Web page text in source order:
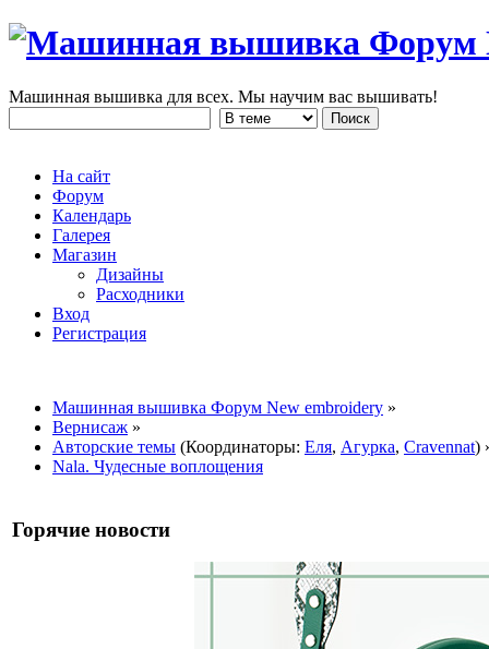
Машинная вышивка для всех. Мы научим вас вышивать!
На сайт
Форум
Календарь
Галерея
Магазин
Дизайны
Расходники
Вход
Регистрация
Машинная вышивка Форум New embroidery »
Вернисаж »
Авторские темы (Координаторы: Еля, Агурка, Cravennat)
Nala. Чудесные воплощения
Горячие новости